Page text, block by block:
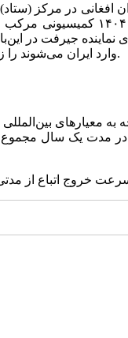
افغانی در مرکز
آخرین روزهای
نماینده جیرفت در
وارد ایران می‌شوند را زیر پوشش قرار می‌دهد.» از سوی دیگر برخی نمایندگان مجلس نیز با بررسی تشکیل این سازمان در کمیسیون‌ها مخالف و خواستار طرح آن در صحن علنی هستند.